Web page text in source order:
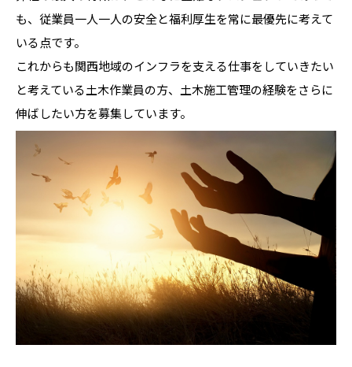
も、従業員一人一人の安全と福利厚生を常に最優先に考えて
いる点です。
これからも関西地域のインフラを支える仕事をしていきたい
と考えている土木作業員の方、土木施工管理の経験をさらに
伸ばしたい方を募集しています。